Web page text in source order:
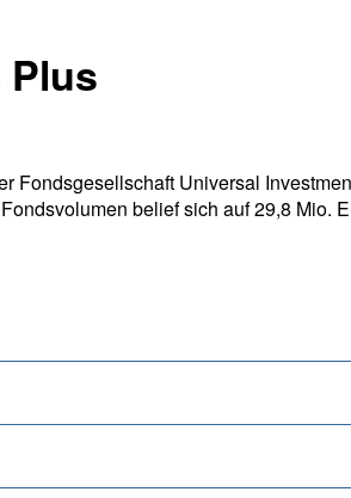
Plus
Fondsgesellschaft Universal
belief sich auf 29,8 Mio.